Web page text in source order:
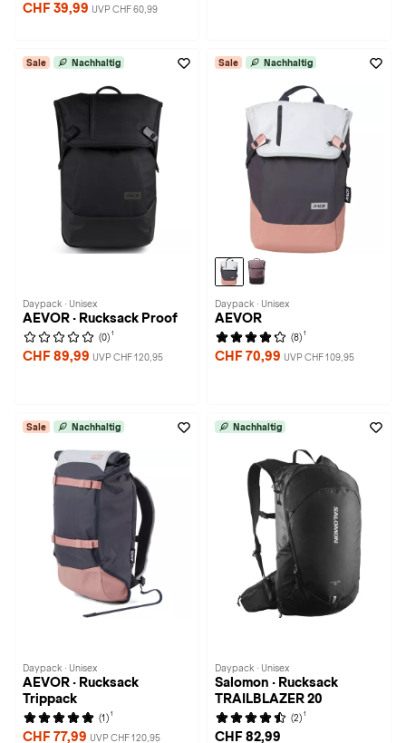
CHF 39,99 UVP CHF 60,99
Sale Nachhaltig
Daypack · Unisex
AEVOR · Rucksack Proof
(0) 1
CHF 89,99 UVP CHF 120,95
Sale Nachhaltig
Daypack · Unisex
AEVOR
(8) 1
CHF 70,99 UVP CHF 109,95
Sale Nachhaltig
Daypack · Unisex
AEVOR · Rucksack
Trippack
(1) 1
CHF 77,99 UVP CHF 120,95
Nachhaltig
Daypack · Unisex
Salomon · Rucksack
TRAILBLAZER 20
(2) 1
CHF 82,99